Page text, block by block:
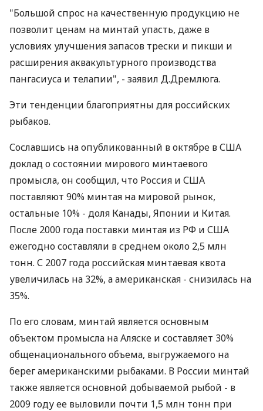
"Большой спрос на качественную продукцию не
позволит ценам на минтай упасть, даже в
условиях улучшения запасов трески и пикши и
расширения аквакультурного производства
пангасиуса и телапии", - заявил Д.Дремлюга.
Эти тенденции благоприятны для российских
рыбаков.
Сославшись на опубликованный в октябре в США
доклад о состоянии мирового минтаевого
промысла, он сообщил, что Россия и США
поставляют 90% минтая на мировой рынок,
остальные 10% - доля Канады, Японии и Китая.
После 2000 года поставки минтая из РФ и США
ежегодно составляли в среднем около 2,5 млн
тонн. С 2007 года российская минтаевая квота
увеличилась на 32%, а американская - снизилась на
35%.
По его словам, минтай является основным
объектом промысла на Аляске и составляет 30%
общенационального объема, выгружаемого на
берег американскими рыбаками. В России минтай
также является основной добываемой рыбой - в
2009 году ее выловили почти 1,5 млн тонн при